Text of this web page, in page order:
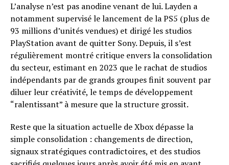
L’analyse n’est pas anodine venant de lui. Layden a
notamment supervisé le lancement de la PS5 (plus de
93 millions d’unités vendues) et dirigé les studios
PlayStation avant de quitter Sony. Depuis, il s’est
régulièrement montré critique envers la consolidation
du secteur, estimant en 2023 que le rachat de studios
indépendants par de grands groupes finit souvent par
diluer leur créativité, le temps de développement
“ralentissant” à mesure que la structure grossit.
Reste que la situation actuelle de Xbox dépasse la
simple consolidation : changements de direction,
signaux stratégiques contradictoires, et des studios